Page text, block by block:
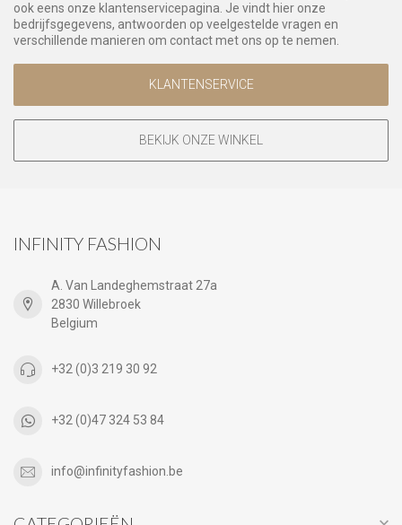
ook eens onze klantenservicepagina. Je vindt hier onze
bedrijfsgegevens, antwoorden op veelgestelde vragen en
verschillende manieren om contact met ons op te nemen.
KLANTENSERVICE
BEKIJK ONZE WINKEL
INFINITY FASHION
A. Van Landeghemstraat 27a
2830 Willebroek
Belgium
+32 (0)3 219 30 92
+32 (0)47 324 53 84
info@infinityfashion.be